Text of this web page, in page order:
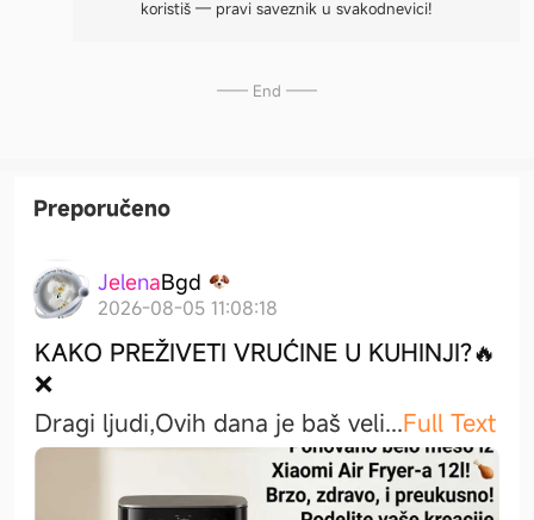
koristiš — pravi saveznik u svakodnevici!
—— End ——
Preporučeno
JelenaBgd
2026-08-05 11:08:18
KAKO PREŽIVETI VRUĆINE U KUHINJI?🔥
❌
Dragi ljudi,​Ovih dana je baš veli...Full Text